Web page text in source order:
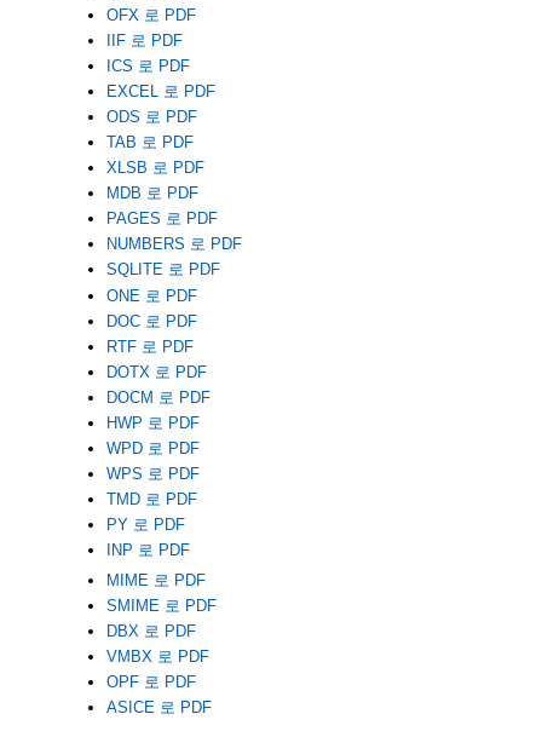
OFX 로 PDF
IIF 로 PDF
ICS 로 PDF
EXCEL 로 PDF
ODS 로 PDF
TAB 로 PDF
XLSB 로 PDF
MDB 로 PDF
PAGES 로 PDF
NUMBERS 로 PDF
SQLITE 로 PDF
ONE 로 PDF
DOC 로 PDF
RTF 로 PDF
DOTX 로 PDF
DOCM 로 PDF
HWP 로 PDF
WPD 로 PDF
WPS 로 PDF
TMD 로 PDF
PY 로 PDF
INP 로 PDF
MIME 로 PDF
SMIME 로 PDF
DBX 로 PDF
VMBX 로 PDF
OPF 로 PDF
ASICE 로 PDF